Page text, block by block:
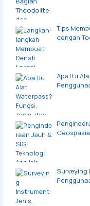
Tips
dengan
Apa Itu
Surveying